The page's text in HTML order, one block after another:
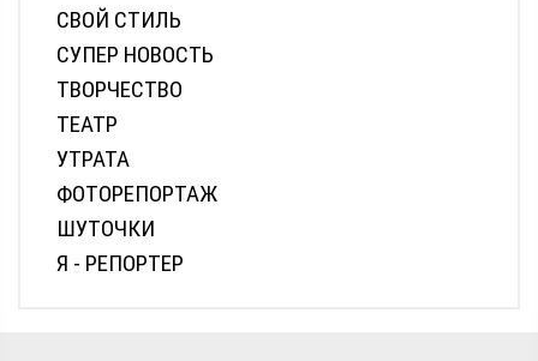
СВОЙ СТИЛЬ
СУПЕР НОВОСТЬ
ТВОРЧЕСТВО
ТЕАТР
УТРАТА
ФОТОРЕПОРТАЖ
ШУТОЧКИ
Я - РЕПОРТЕР